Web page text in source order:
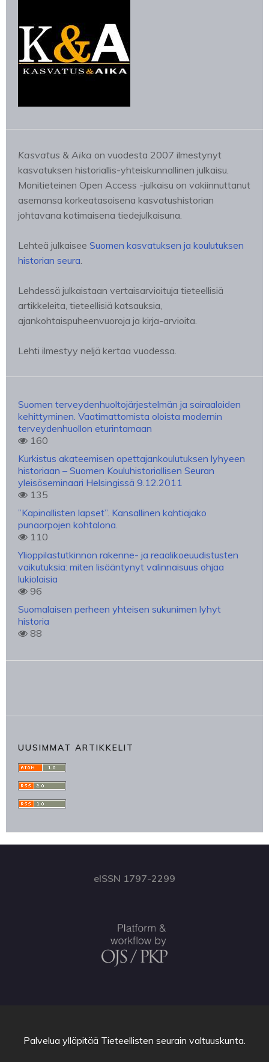
Kasvatus & Aika on vuodesta 2007 ilmestynyt
kasvatuksen historiallis-yhteiskunnallinen julkaisu.
Monitieteinen Open Access -julkaisu on vakiinnuttanut
asemansa korkeatasoisena kasvatushistorian
johtavana kotimaisena tiedejulkaisuna.
Lehteä julkaisee Suomen kasvatuksen ja koulutuksen
historian seura.
Lehdessä julkaistaan vertaisarvioituja tieteellisiä
artikkeleita, tieteellisiä katsauksia,
ajankohtaispuheenvuoroja ja kirja-arvioita.
Lehti ilmestyy neljä kertaa vuodessa.
Suomen terveydenhuoltojärjestelmän ja sairaaloiden
kehittyminen. Vaatimattomista oloista modernin
terveydenhuollon eturintamaan
160
Kurkistus akateemisen opettajankoulutuksen lyhyeen
historiaan – Suomen Kouluhistoriallisen Seuran
yleisöseminaari Helsingissä 9.12.2011
135
”Kapinallisten lapset”. Kansallinen kahtiajako
punaorpojen kohtalona.
110
Ylioppilastutkinnon rakenne- ja reaalikoeuudistusten
vaikutuksia: miten lisääntynyt valinnaisuus ohjaa
lukiolaisia
96
Suomalaisen perheen yhteisen sukunimen lyhyt
historia
88
UUSIMMAT ARTIKKELIT
eISSN 1797-2299
Palvelua ylläpitää Tieteellisten seurain valtuuskunta.